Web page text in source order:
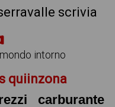
scrivia
intorno
quiinzona
carburante